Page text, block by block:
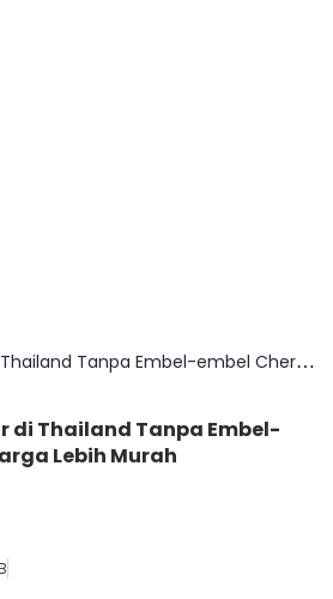
Omoda E5 Meluncur di Thailand Tanpa Embel-embel Chery dan Harga Lebih Murah
di Thailand Tanpa Embel-
Lebih Murah